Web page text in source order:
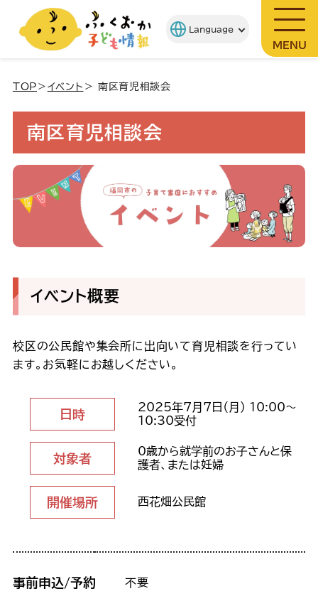
MENU
TOP ＞ イベント ＞ 南区育児相談会
南区育児相談会
イベント概要
校区の公民館や集会所に出向いて育児相談を行ってい
ます。お気軽にお越しください。
日時
2025年7月7日（月） 10:00～
10:30受付
対象者
0歳から就学前のお⼦さんと保
護者、または妊婦
開催場所 西花畑公民館
事前申込/予約 不要